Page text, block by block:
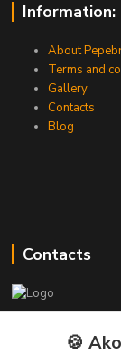
Information:
About
Terms and
Gallery
Contacts
Blog
Contacts
🍪